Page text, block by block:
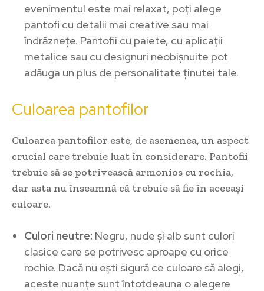
evenimentul este mai relaxat, poți alege
pantofi cu detalii mai creative sau mai
îndrăznețe. Pantofii cu paiete, cu aplicații
metalice sau cu designuri neobișnuite pot
adăuga un plus de personalitate ținutei tale.
Culoarea pantofilor
Culoarea pantofilor este, de asemenea, un aspect
crucial care trebuie luat în considerare. Pantofii
trebuie să se potrivească armonios cu rochia,
dar asta nu înseamnă că trebuie să fie în aceeași
culoare.
Culori neutre: Negru, nude și alb sunt culori
clasice care se potrivesc aproape cu orice
rochie. Dacă nu ești sigură ce culoare să alegi,
aceste nuanțe sunt întotdeauna o alegere